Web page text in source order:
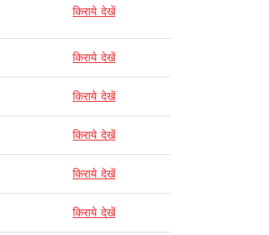
किराये देखें
किराये देखें
किराये देखें
किराये देखें
किराये देखें
किराये देखें